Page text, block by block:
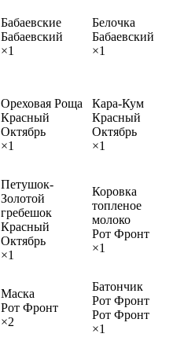
Бабаевские
Бабаевский
×1
Белочка
Бабаевский
×1
Ореховая Роща
Красный
Октябрь
×1
Кара-Кум
Красный
Октябрь
×1
Петушок-
Золотой
гребешок
Красный
Октябрь
×1
Коровка
топленое
молоко
Рот Фронт
×1
Маска
Рот Фронт
×2
Батончик
Рот Фронт
Рот Фронт
×1